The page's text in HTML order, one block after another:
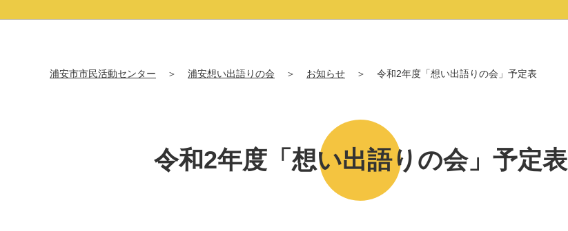
浦安市市民活動センター ＞ 浦安想い出語りの会 ＞ お知らせ ＞ 令和2年度「想い出語りの会」予定表
令和2年度「想い出語りの会」予定表